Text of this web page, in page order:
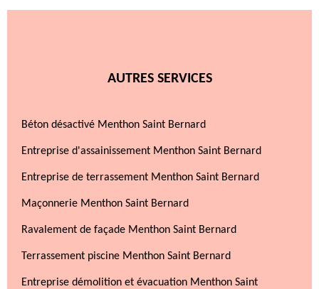
AUTRES SERVICES
Béton désactivé Menthon Saint Bernard
Entreprise d'assainissement Menthon Saint Bernard
Entreprise de terrassement Menthon Saint Bernard
Maçonnerie Menthon Saint Bernard
Ravalement de façade Menthon Saint Bernard
Terrassement piscine Menthon Saint Bernard
Entreprise démolition et évacuation Menthon Saint